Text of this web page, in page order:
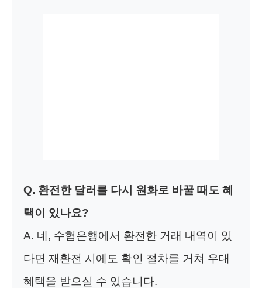
Q. 환전한 달러를 다시 원화로 바꿀 때도 혜
택이 있나요?
A. 네, 수협은행에서 환전한 거래 내역이 있
다면 재환전 시에도 확인 절차를 거쳐 우대
혜택을 받으실 수 있습니다.